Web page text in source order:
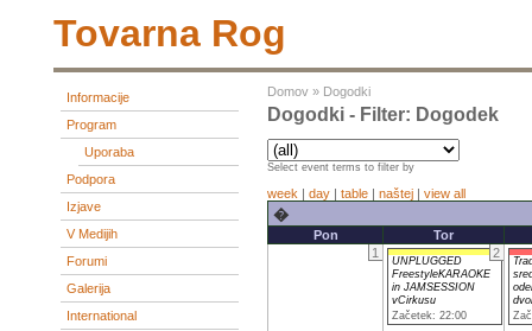
Tovarna Rog
Informacije
Program
Uporaba
Podpora
Izjave
V Medijih
Forumi
Galerija
International
Domov » Dogodki
Dogodki - Filter: Dogodek
Select event terms to filter by
week | day | table | naštej | view all
�
Pon
Tor
1
2
UNPLUGGED
FreestyleKARAOKE
in JAMSESSION
vCirkusu
Začetek: 22:00